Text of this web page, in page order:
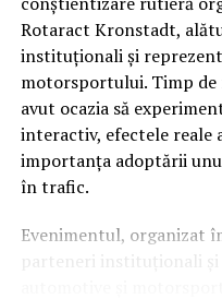
Rotaract Kronstadt,
instituționali și
motorsportului. Timp
avut ocazia să
interactiv, efectele reale
importanța adoptării
în trafic.
Evenimentul, organizat
parteneri instituționali